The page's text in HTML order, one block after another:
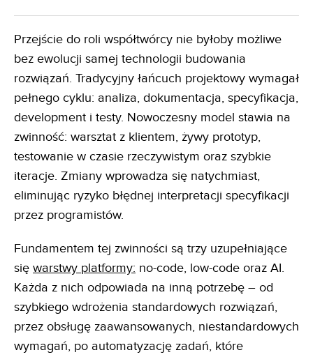
Przejście do roli współtwórcy nie byłoby możliwe
bez ewolucji samej technologii budowania
rozwiązań. Tradycyjny łańcuch projektowy wymagał
pełnego cyklu: analiza, dokumentacja, specyfikacja,
development i testy. Nowoczesny model stawia na
zwinność: warsztat z klientem, żywy prototyp,
testowanie w czasie rzeczywistym oraz szybkie
iteracje. Zmiany wprowadza się natychmiast,
eliminując ryzyko błędnej interpretacji specyfikacji
przez programistów.
Fundamentem tej zwinności są trzy uzupełniające
się warstwy platformy: no-code, low-code oraz AI.
Każda z nich odpowiada na inną potrzebę – od
szybkiego wdrożenia standardowych rozwiązań,
przez obsługę zaawansowanych, niestandardowych
wymagań, po automatyzację zadań, które